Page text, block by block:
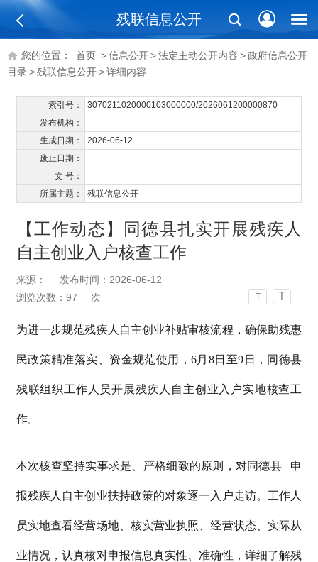
残联信息公开
您的位置： 首页 >信息公开>法定主动公开内容 >政府信息公开
目录>残联信息公开>详细内容
索引号：
3070211020000103000000/2026061200000870
发布机构：
生成日期：
2026-06-12
废止日期：
文 号：
所属主题：
残联信息公开
【工作动态】同德县扎实开展残疾人
自主创业入户核查工作
来源：
发布时间：2026-06-12
浏览次数： 97 次 T T
为进一步规范残疾人自主创业补贴审核流程，确保助残惠
民政策精准落实、资金规范使用，6月8日至9日，同德县
残联组织工作人员开展残疾人自主创业入户实地核查工
作。
本次核查坚持实事求是、严格细致的原则，对同德县 申
报残疾人自主创业扶持政策的对象逐一入户走访。工作人
员实地查看经营场地、核实营业执照、经营状态、实际从
业情况，认真核对申报信息真实性、准确性，详细了解残